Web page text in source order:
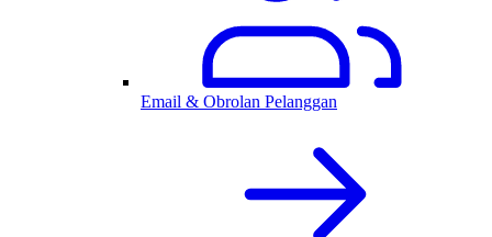
Email & Obrolan Pelanggan